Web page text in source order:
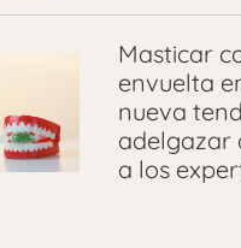
Masticar
envuelta
nueva
adelgazar
a los